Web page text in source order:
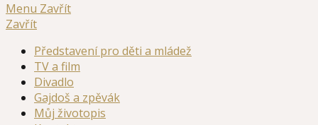
Menu Zavřít
Zavřít
Představení pro děti a mládež
TV a film
Divadlo
Gajdoš a zpěvák
Můj životopis